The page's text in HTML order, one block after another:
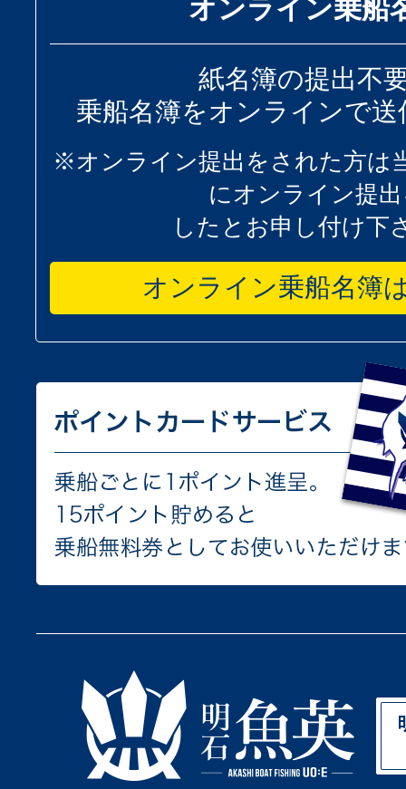
オンライン乗船
紙名簿の提出不
乗船名簿をオンラインで
※オンライン提出をされた方は
にオンライン提
したとお申し付け下
オンライン乗船名簿